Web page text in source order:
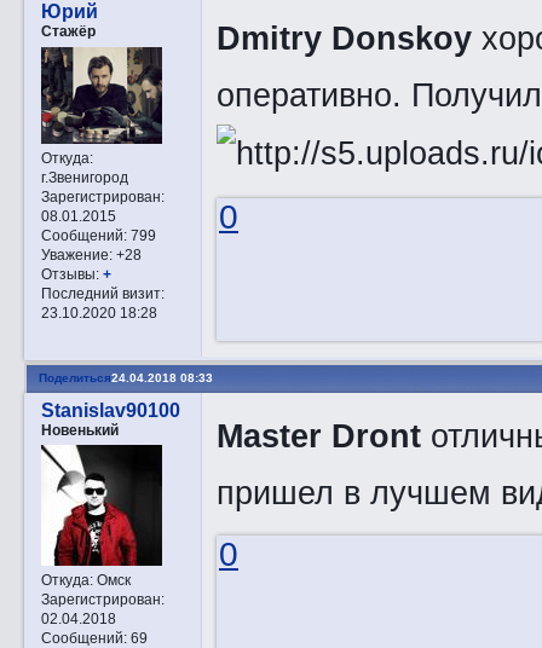
Юрий
Стажёр
Откуда:
г.Звенигород
Зарегистрирован:
08.01.2015
Сообщений:799
Уважение: +28
Отзывы: +
Последний визит:
23.10.2020 18:28
Dmitry Donskoy
оперативно.
0
Поделиться24.04.2018 08:33
Stanislav90100
Новенький
Откуда:Омск
Зарегистрирован:
02.04.2018
Сообщений:69
Master Dront
пришел в лучшем
0